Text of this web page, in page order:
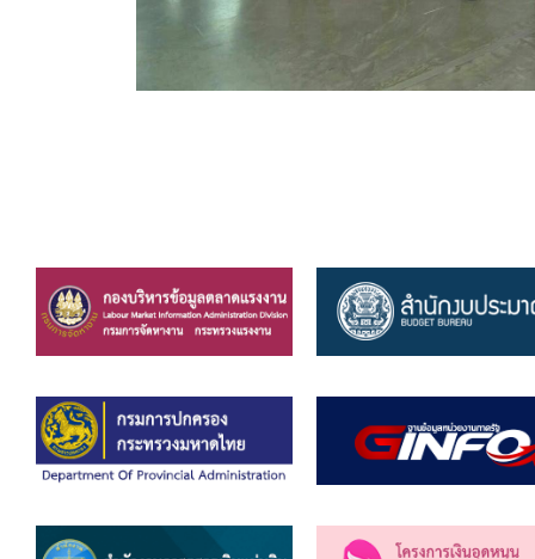
ข้อบัญญัติอื่นๆ ของ อบจ.สุพรรณบุรี
รายงานการติดตามและประเมินผลแผนพัฒนาท้องถิ่
สรุปผลการประเมินความพึงพอใจ
ระบบสืบค้นข้อมูล ประกาศ ก.จ.จ. สุพรรณบุรี (พ.ศ
Document
คลินิกเซ็นเตอร์